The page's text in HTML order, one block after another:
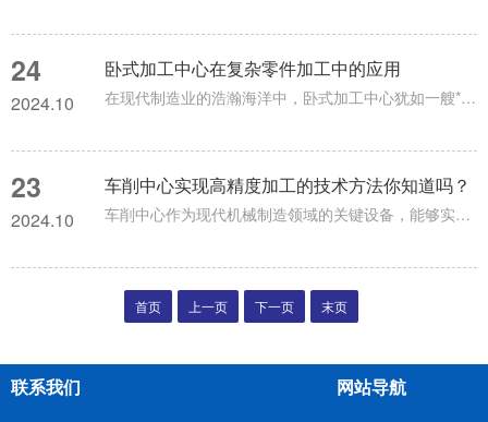
24
2024.10
卧式加工中心在复杂零件加工中的应用
在现代制造业的浩瀚海洋中，卧式加工中心犹如一艘*的战舰，以其高效精准的加工能力，成为了制造业中的制造利器。卧式加工中心是一种主要用于加工大型、复杂零件的机床设备。它的结构特点是主轴水平设置，工作台可以实现多轴联动，能够在一次装夹中完成多个面的加工，极大地提高了加工效率和精度。卧式加工中心具有诸多显著优势。首先，它具有较大的加工范围。能够加工各种尺寸和形状的零件，尤其适用于加工大型零件，如机床床身、发动机缸体等。其次，卧式加工中心具有高精度的加工能力。采用先进的数控系统和精密的...
23
2024.10
车削中心实现高精度加工的技术方法你知道吗？
车削中心作为现代机械制造领域的关键设备，能够实现高精度、高效率的金属切削加工。其通过一系列先进的技术方法，确保加工出的零部件满足很高的尺寸精度、表面光洁度和复杂几何形状的要求。车削中心的核心部件之一是高精度主轴系统。这一系统通常采用电动机直驱式或电主轴式设计，转速高、稳定性好，能够确保在高速切削过程中保持极低的振动和噪音。同时，主轴的冷却处理也是关键，以减少热变形对加工精度的影响。此外，高精度轴承的选用和精密装配也是提高主轴系统刚性和精度的重要手段。刀具系统的选择与优化同样重...
首页 上一页 下一页 末页
联系我们 网站导航